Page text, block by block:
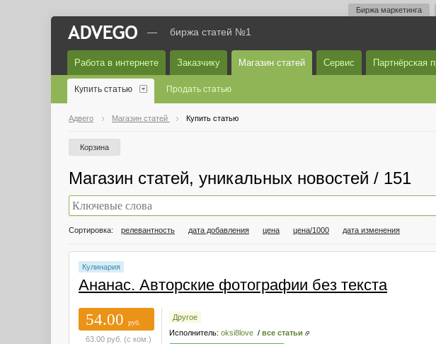
Биржа маркетинга
— биржа статей №1
Работа в интернете Заказчику Магазин статей Сервис Партнёрская
Купить статью Продать статью
Адвего Магазин статей Купить статью
Корзина
Магазин статей, уникальных новостей / 151
Сортировка: релевантность дата добавления цена цена/1000 дата изменения
Кулинария
Ананас. Авторские фотографии без текста
54.00
руб.
63.00 руб. (с ком.)
Другое
Исполнитель: oksi8love / все статьи